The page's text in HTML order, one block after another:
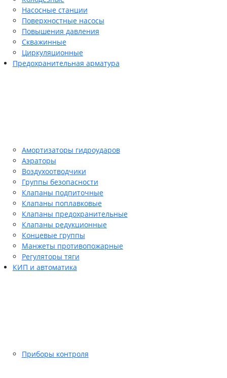
Насосные станции
Поверхностные насосы
Повышения давления
Скважинные
Циркуляционные
Предохранительная арматура
Амортизаторы гидроударов
Аэраторы
Воздухоотводчики
Группы безопасности
Клапаны подпиточные
Клапаны поплавковые
Клапаны предохранительные
Клапаны редукционные
Концевые группы
Манжеты противопожарные
Регуляторы тяги
КИП и автоматика
Приборы контроля